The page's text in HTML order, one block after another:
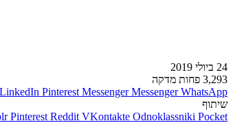
24 ביולי 2019
3,293 פחות מדקה
LinkedIn Pinterest Messenger Messenger WhatsApp
שיתוף
Pinterest Reddit VKontakte Odnoklassniki Pocket